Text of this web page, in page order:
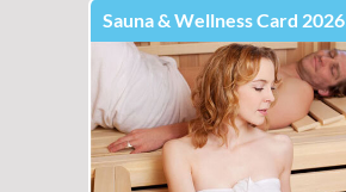
Sauna & Wellness Card 2026